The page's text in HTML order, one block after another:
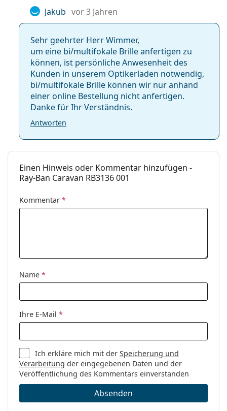
Jakub vor 3 Jahren
Sehr geehrter Herr Wimmer,
um eine bi/multifokale Brille anfertigen zu
können, ist persönliche Anwesenheit des
Kunden in unserem Optikerladen notwendig,
bi/multifokale Brille können wir nur anhand
einer online Bestellung nicht anfertigen.
Danke für Ihr Verständnis.
Antworten
Einen Hinweis oder Kommentar hinzufügen -
Ray-Ban Caravan RB3136 001
Kommentar *
Name *
Ihre E-Mail *
Ich erkläre mich mit derSpeicherung und
Verarbeitung der eingegebenen Daten und der
Veröffentlichung des Kommentars einverstanden
Absenden